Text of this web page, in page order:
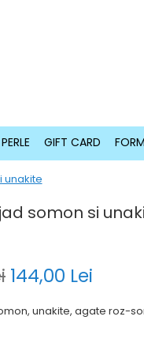
PERLE GIFT CARD
unakite
somon si
144,00 Lei
unakite, agate roz-